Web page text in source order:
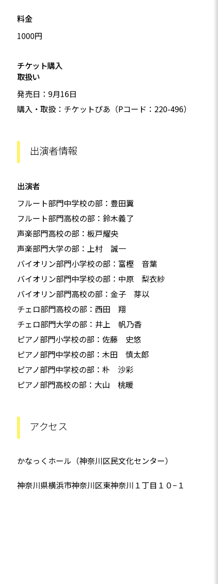
料金
1000円
チケット購入
取扱い
発売日：9月16日
購入・取扱：チケットぴあ（Pコード：220-496）
出演者情報
出演者
フルート部門中学校の部：豊田翼
フルート部門高校の部：鈴木義了
声楽部門高校の部：板戸耀央
声楽部門大学の部：上村 誠一
バイオリン部門小学校の部：富樫 音葉
バイオリン部門中学校の部：中原 梨衣紗
バイオリン部門高校の部：金子 芽以
チェロ部門高校の部：西田 翔
チェロ部門大学の部：井上 帆乃香
ピアノ部門小学校の部：佐藤 史悠
ピアノ部門中学校の部：木田 慎太郎
ピアノ部門中学校の部：朴 沙彩
ピアノ部門高校の部：大山 桃暖
アクセス
かなっくホール（神奈川区民文化センター）
神奈川県横浜市神奈川区東神奈川１丁目１０−１